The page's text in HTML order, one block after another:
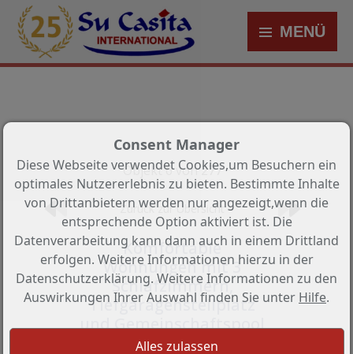
MENÜ
Objekt 6 von 277
Zurück zur Übersicht
Komfortable
Wohnungen mit 3
Schlafzimmern,
Tiefgaragenstellplatz
und Gemeinschaftspool
nur 600 m vom Strand
Consent Manager
Diese Webseite verwendet Cookies,um Besuchern ein
optimales Nutzererlebnis zu bieten. Bestimmte Inhalte
von Drittanbietern werden nur angezeigt,wenn die
entsprechende Option aktiviert ist. Die
Datenverarbeitung kann dann auch in einem Drittland
erfolgen. Weitere Informationen hierzu in der
Datenschutzerklärung. Weitere Informationen zu den
Auswirkungen Ihrer Auswahl finden Sie unter Hilfe.